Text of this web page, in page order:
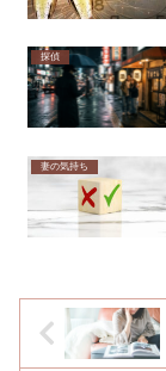
探偵
妻の気持ち